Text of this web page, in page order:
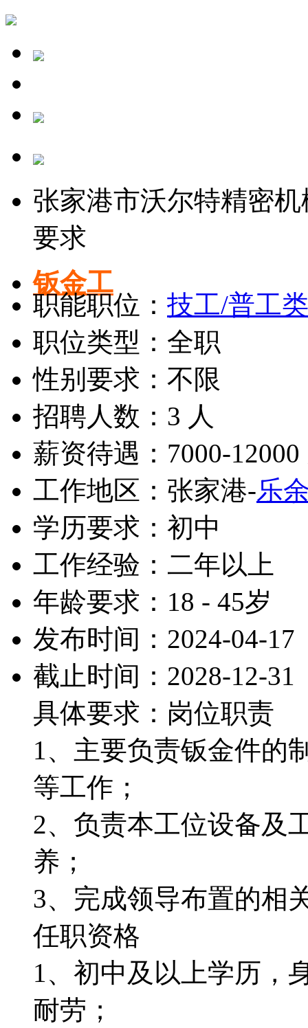
张家港市沃尔特精密
要求
钣金工
职能职位： 技工/普工类
职位类型：全职
性别要求：不限
招聘人数：3 人
薪资待遇：7000-
工作地区：张家港-乐
学历要求：初中
工作经验：二年以上
年龄要求：18 - 45岁
发布时间：2024-04-17
截止时间：2028-12-31
具体要求：岗位职责
1、主要负责钣金件的
等工作；
2、负责本工位设备及
养；
3、完成领导布置的相
任职资格
1、初中及以上学历，
耐劳；